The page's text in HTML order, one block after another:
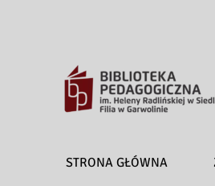
STRONA GŁÓWNA